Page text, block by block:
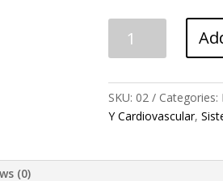
Capsulas
Desintoxicante
Previene
Cardiacos
SKU: 02 Categories:
Y Cardiovascular,
(0)